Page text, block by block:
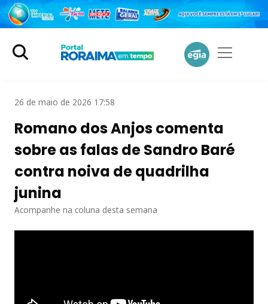
26 de maio de 2026 17:58
Romano dos Anjos comenta
sobre as falas de Sandro Baré
contra noiva de quadrilha
junina
Acompanhe na coluna desta semana